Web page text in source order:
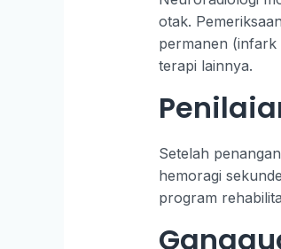
otak.
permanen (infark
terapi lainnya.
Setelah
hemoragi
program